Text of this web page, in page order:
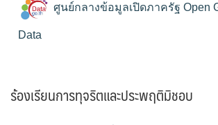
ศูนย์กลางข้อมูลเปิดภาครัฐ Open
Data
ร้องเรียนการทุจริตและประพฤติมิชอบ